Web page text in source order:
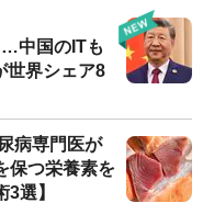
…中国のITも
世界シェア8
病専門医が
保つ栄養素を
選】